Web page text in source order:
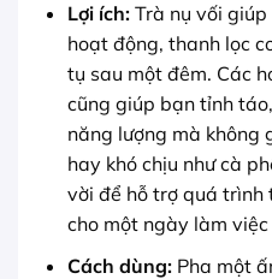
Lợi ích:Trà nụ vối giúp
hoạt động, thanh lọc
tụ sau một đêm. Các
cũng giúp bạn tỉnh
năng lượng mà không
hay khó chịu như cà
vời để hỗ trợ quá trình
cho một ngày làm việc
Cách dùng:Pha một